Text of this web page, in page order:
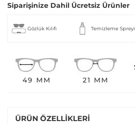
Siparişinize Dahil Ücretsiz Ürünler
Gözlük Kılıfı Temizleme Spreyi
49 MM 21 MM
ÜRÜN ÖZELLIKLERI